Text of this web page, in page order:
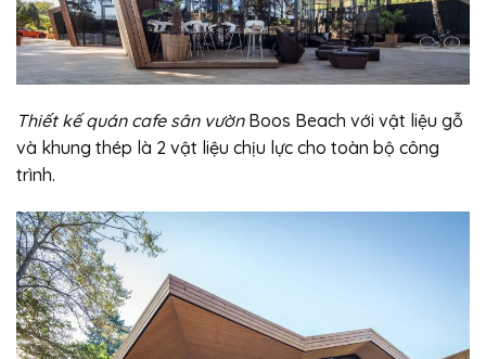
Thiết kế quán cafe sân vườnBoos Beach với vật liệu gỗ
và khung thép là 2 vật liệu chịu lực cho toàn bộ công
trình.